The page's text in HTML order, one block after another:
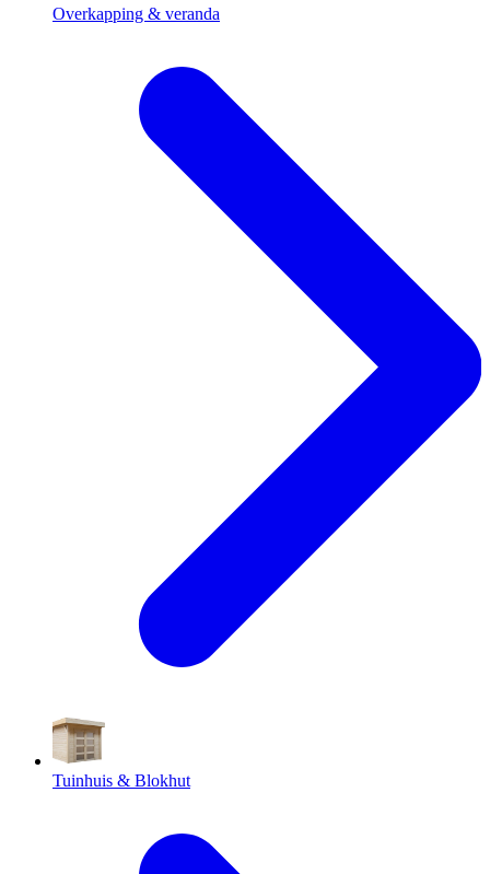
Overkapping & veranda
Tuinhuis & Blokhut